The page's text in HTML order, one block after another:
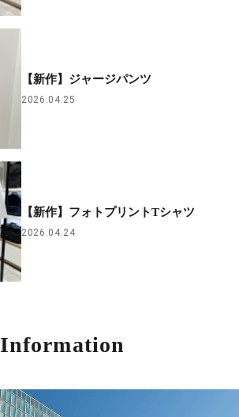
【新作】ジャージパンツ
2026.04.25
【新作】フォトプリントTシャツ
2026.04.24
Information